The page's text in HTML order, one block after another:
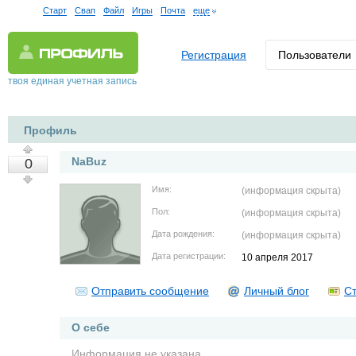
Старт Свап Файл Игры Почта еще
твоя единая учетная запись
Регистрация Пользователи
Профиль
0 NaBuz
Имя: (информация скрыта)
Пол: (информация скрыта)
Дата рождения: (информация скрыта)
Дата регистрации: 10 апреля 2017
Отправить сообщение Личный блог
О себе